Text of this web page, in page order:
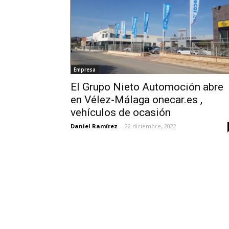
Empresa
El Grupo Nieto Automoción abre
en Vélez-Málaga onecar.es ,
vehículos de ocasión
Daniel Ramírez - 22 diciembre, 2022